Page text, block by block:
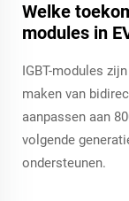
Welke
modules in
IGBT-modules
maken van
aanpassen aan
volgende
ondersteunen.